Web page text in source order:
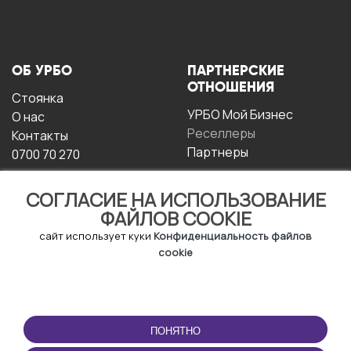
СОГЛАСИЕ НА ИСПОЛЬЗОВАНИЕ
ФАЙЛОВ COOKIE
сайт использует куки Конфиденциальность файлов
cookie
ПОНЯТНО
ОБ УРБО
Стоянка
О нас
Контакты
0700 70 270
ПАРТНЕРСКИЕ
ОТНОШЕНИЯ
УРБО Мой Бизнес
Реселлеры
Партнеры
ЭКСПЛУАТАЦИИ
Условия и положения
ПРИЛОЖЕНИЕ